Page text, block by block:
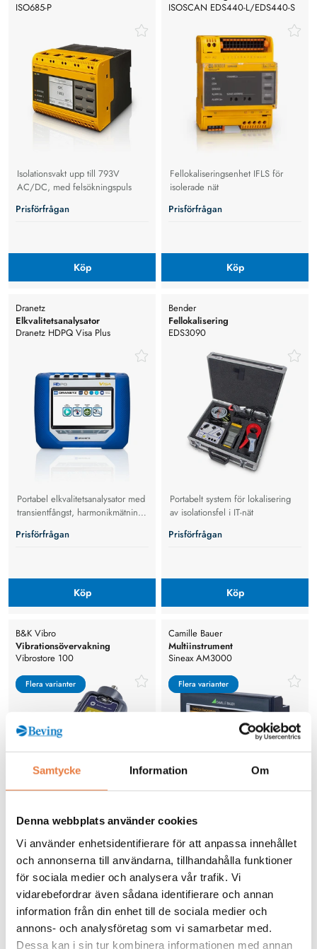
Samtycke Information Om
Denna webbplats använder cookies
Vi använder enhetsidentifierare för att anpassa innehållet
och annonserna till användarna, tillhandahålla funktioner
för sociala medier och analysera vår trafik. Vi
vidarebefordrar även sådana identifierare och annan
information från din enhet till de sociala medier och
annons- och analysföretag som vi samarbetar med.
Dessa kan i sin tur kombinera informationen med annan
ISO685-P
Isolationsvakt upp till 793V
AC/DC, med felsökningspuls
Prisförfrågan
Köp
ISOSCAN EDS440-L/EDS440-S
Fellokaliseringsenhet IFLS för
isolerade nät
Prisförfrågan
Köp
Dranetz
Elkvalitetsanalysator
Dranetz HDPQ Visa Plus
Portabel elkvalitetsanalysator med
transientfångst, harmonikmätning,
via Ethernet.
Prisförfrågan
Köp
Bender
Fellokalisering
EDS3090
Portabelt system för lokalisering
av isolationsfel i IT-nät
Prisförfrågan
Köp
Flera varianter
Flera varianter
B&K Vibro
Vibrationsövervakning
Vibrostore 100
Handhållen lösning för enkel
vibrationsmätning och
lagerkontroll. Upptäck maskinfel
tidigt och planera underhåll
kostnadseffektivt.
14 375 kr
Tillgänglig online
Köp
Flera varianter
Flera varianter
Camille Bauer
Multiinstrument
Sineax AM3000
Multiinstrument med extra hög
noggrannhet, Modbus RTU, upp
till 690 V
Prisförfrågan
Köp